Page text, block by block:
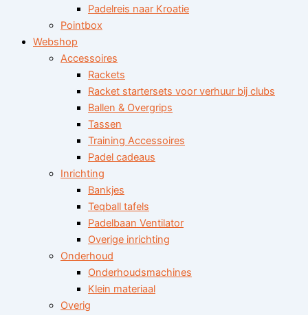
Padelreis naar Kroatie
Pointbox
Webshop
Accessoires
Rackets
Racket startersets voor verhuur bij clubs
Ballen & Overgrips
Tassen
Training Accessoires
Padel cadeaus
Inrichting
Bankjes
Teqball tafels
Padelbaan Ventilator
Overige inrichting
Onderhoud
Onderhoudsmachines
Klein materiaal
Overig